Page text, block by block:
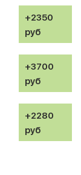
+2350
руб
+3700
руб
+2280
руб